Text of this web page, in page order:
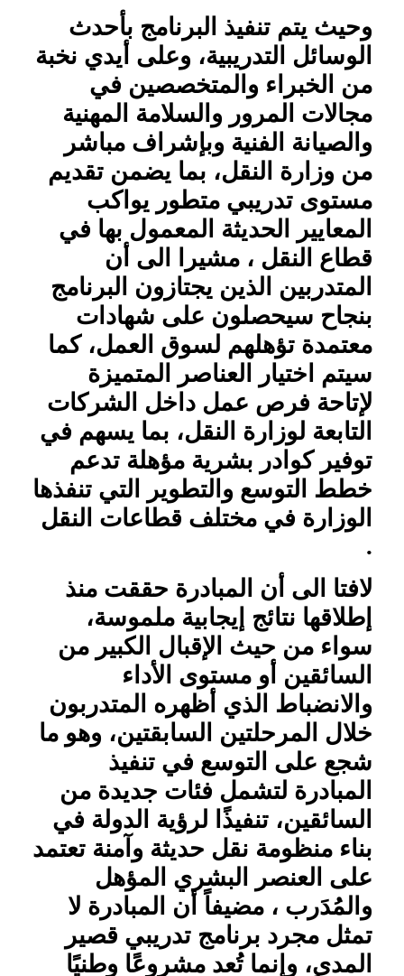
وحيث يتم تنفيذ البرنامج بأحدث
الوسائل التدريبية، وعلى أيدي نخبة
من الخبراء والمتخصصين في
مجالات المرور والسلامة المهنية
والصيانة الفنية وبإشراف مباشر
من وزارة النقل، بما يضمن تقديم
مستوى تدريبي متطور يواكب
المعايير الحديثة المعمول بها في
قطاع النقل ، مشيرا الى أن
المتدربين الذين يجتازون البرنامج
بنجاح سيحصلون على شهادات
معتمدة تؤهلهم لسوق العمل، كما
سيتم اختيار العناصر المتميزة
لإتاحة فرص عمل داخل الشركات
التابعة لوزارة النقل، بما يسهم في
توفير كوادر بشرية مؤهلة تدعم
خطط التوسع والتطوير التي تنفذها
الوزارة في مختلف قطاعات النقل
.
لافتا الى أن المبادرة حققت منذ
إطلاقها نتائج إيجابية ملموسة،
سواء من حيث الإقبال الكبير من
السائقين أو مستوى الأداء
والانضباط الذي أظهره المتدربون
خلال المرحلتين السابقتين، وهو ما
شجع على التوسع في تنفيذ
المبادرة لتشمل فئات جديدة من
السائقين، تنفيذًا لرؤية الدولة في
بناء منظومة نقل حديثة وآمنة تعتمد
على العنصر البشري المؤهل
والمُدَرب ، مضيفاً أن المبادرة لا
تمثل مجرد برنامج تدريبي قصير
المدى، وإنما تُعد مشروعًا وطنيًا